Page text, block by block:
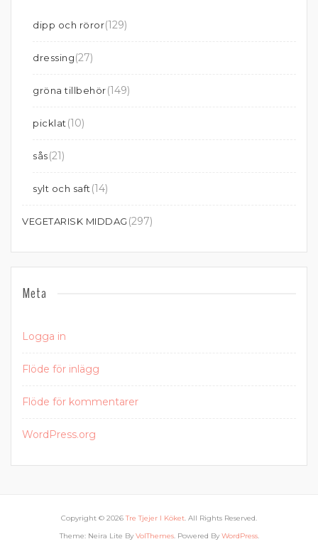
dipp och röror(129)
dressing(27)
gröna tillbehör(149)
picklat (10)
sås(21)
sylt och saft (14)
VEGETARISK MIDDAG (297)
Meta
Logga in
Flöde för inlägg
Flöde för kommentarer
WordPress.org
Copyright © 2026Tre Tjejer I Köket. All Rights Reserved.
Theme: Neira Lite By VolThemes. Powered By WordPress.